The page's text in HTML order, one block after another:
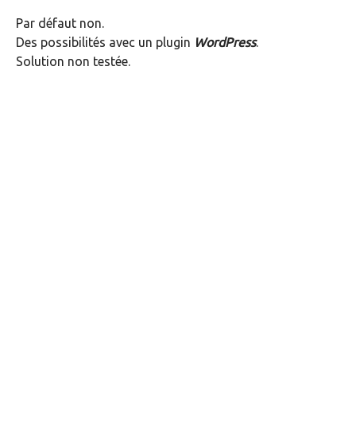
Par défaut non.
Des possibilités avec un plugin WordPress.
Solution non testée.